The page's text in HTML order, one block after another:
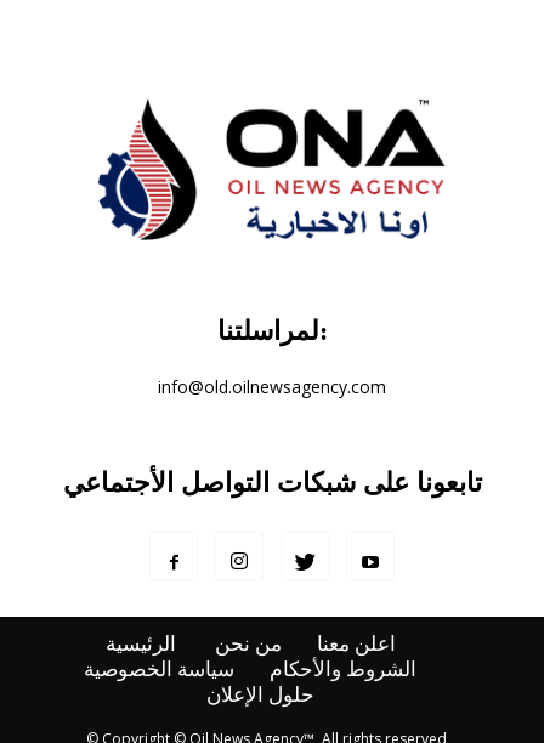
لمراسلتنا:
info@old.oilnewsagency.com
تابعونا على شبكات التواصل الأجتماعي
الرئيسية من نحن
اعلن معنا
سياسة الخصوصية
الشروط والأحكام
حلول الإعلان